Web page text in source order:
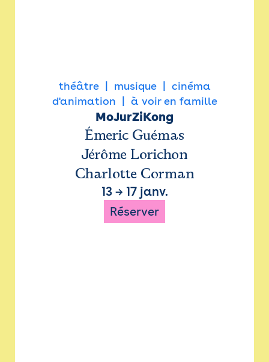
théâtre musique
cinéma
d'animation
à voir en famille
MoJurZiKong
Émeric Guémas
Jérôme Lorichon
Charlotte Corman
13→ 17 janv.
Réserver